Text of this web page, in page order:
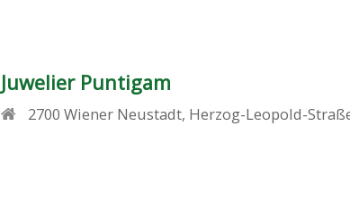
Juwelier Puntigam
2700 Wiener Neustadt, Herzog-Leopold-